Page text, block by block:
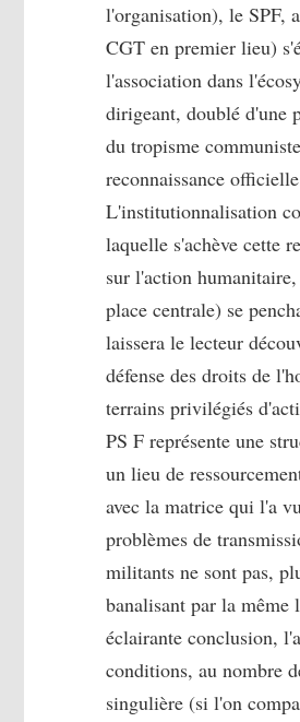
l'organisation), le SPF,
CGT en premier lieu)
l'association dans
dirigeant, doublé d'une
du tropisme
reconnaissance
L'institutionnalisation
laquelle s'achève cette
sur l'action
place centrale) se
laissera le lecteur
défense des droits de
terrains privilégiés
PS F représente une
un lieu de
avec la matrice qui l'a
problèmes de
militants ne sont pas,
banalisant par la même
éclairante conclusion,
conditions, au nombre
singulière (si l'on